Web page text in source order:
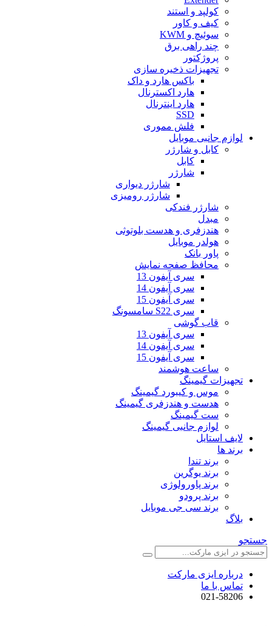
کولپد و استند
کیف و کاور
سوئیچ و KWM
چند راهی برق
پروژکتور
تجهیزات ذخیره سازی
باکس هارد و داک
هارد اکسترنال
هارد اینترنال
SSD
فلش مموری
لوازم جانبی موبایل
کابل و شارژر
کابل
شارژر
شارژر دیواری
شارژر رومیزی
شارژر فندکی
مبدل
هندزفری و هدست بلوتوثی
هولدر موبایل
پاور بانک
محافظ صفحه نمایش
سری آیفون 13
سری آیفون 14
سری آیفون 15
سری S22 سامسونگ
قاب گوشی
سری آیفون 13
سری آیفون 14
سری آیفون 15
ساعت هوشمند
تجهیزات گیمینگ
موس و کیبورد گیمینگ
هدست و هندزفری گیمینگ
ست گیمینگ
لوازم جانبی گیمینگ
لایف استایل
برند ها
برند تندا
برند یوگرین
برند پاورولوژی
برند پرودو
برند سی جی موبایل
بلاگ
جستجو
درباره ایزی مارکت
تماس با ما
021-58206